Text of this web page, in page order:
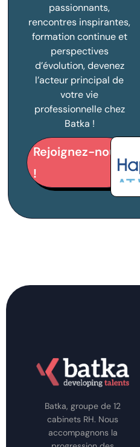
passionnants,
rencontres inspirantes,
formation continue et
perspectives
d’évolution, devenez
l’acteur principal de
votre vie
professionnelle chez
Batka !
Rejoignez-nous
!
Batka, groupe de 12
cabinets RH. Nous
accompagnons la